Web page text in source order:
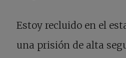
Estoy recluido en el
una prisión de alta